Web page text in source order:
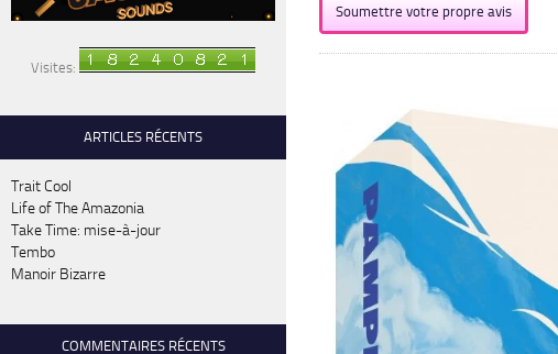
Soumettre votre propre avis
Visites:
ARTICLES RÉCENTS
Trait Cool
Life of The Amazonia
Take Time: mise-à-jour
Tembo
Manoir Bizarre
COMMENTAIRES RÉCENTS